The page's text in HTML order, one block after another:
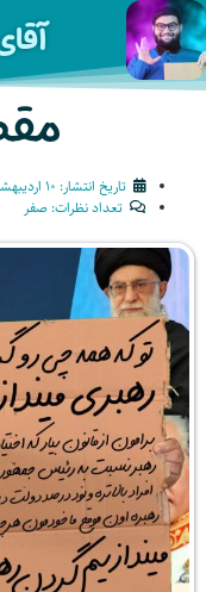
تاریخ انتشار:
تعداد نظرات: صفر